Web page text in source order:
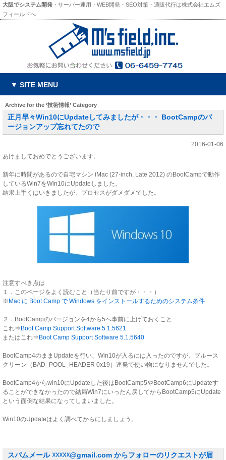
大阪でシステム開発 ・サーバー運用・WEB開発・SEO対策・通販代行は株式会社エムズ
フィールドへ
▼ SITE MENU
Archive for the ‘技術情報’ Category
正月早々Win10にUpdateしてみましたが・・・ BootCampのバ
ージョンアップ忘れてたので
2016-01-06
あけましておめでとうございます。
新年に時間があるので自宅マシン iMac (27-inch, Late 2012) のBootCampで動作
しているWin7をWin10にUpdateしました。
結果上手くはいきましたが、プロセスがダメダメでした。
注意すべき点は
１．このページをよく読むこと（当たり前ですが・・・）
※ Mac に Boot Camp で Windows をインストールするためのシステム条件
２．BootCampのバージョンを4から5へ事前に上げておくこと
これ⇒ Boot Camp Support Software 5.1.5621
またはこれ⇒ Boot Camp Support Software 5.1.5640
BootCamp4のままUpdateを行い、Win10が入るには入ったのですが、ブルース
クリーン（BAD_POOL_HEADER 0x19）連発で使い物になりませんでした。
BootCamp4からwin10にUpdateした後はBootCamp5やBootCamp6にUpdateす
ることができなかったので結局Win7にいったん戻してからBootCamp5にUpdate
という面倒な結果になってしまいました。
Win10のUpdateはよく調べてからにしましょう。
スパムメール ☓☓☓☓☓@gmail.com からフォローのリクエストが届